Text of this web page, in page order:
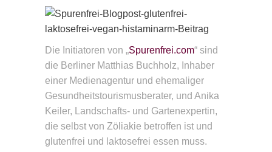
Die Initiatoren von „Spurenfrei.com“ sind
die Berliner Matthias Buchholz, Inhaber
einer Medienagentur und ehemaliger
Gesundheitstourismusberater, und Anika
Keiler, Landschafts- und Gartenexpertin,
die selbst von Zöliakie betroffen ist und
glutenfrei und laktosefrei essen muss.